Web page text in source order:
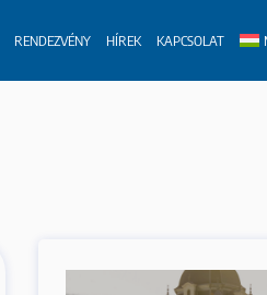
RENDEZVÉNY HÍREK KAPCSOLAT